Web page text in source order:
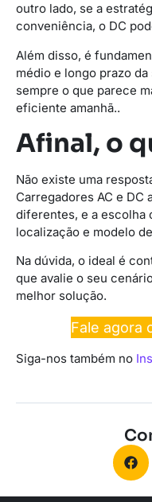
outro lado, se a
conveniência, o DC
Além disso, é
médio e longo prazo
sempre o que parece
eficiente amanhã..
Afinal, o
Não existe uma
Carregadores AC e DC
diferentes, e a escolha
localização e modelo
Na dúvida, o ideal é
que avalie o seu
melhor solução.
Fale agora
Siga-nos também no